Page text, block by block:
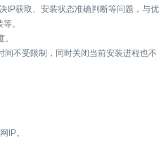
IP获取、安装状态准确判断等问题，与优
。
不受限制，同时关闭当前安装进程也不
IP。